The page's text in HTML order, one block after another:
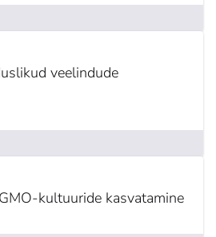
veelindude
kultuuride kasvatamine